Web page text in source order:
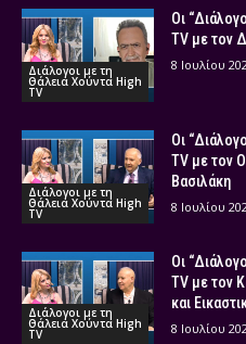
Διάλογοι με τη
Θάλεια Χούντα High
TV
Οι
TV με τον
8 Ιουλίου
Διάλογοι με τη
Θάλεια Χούντα High
TV
Οι
TV με τον
Βασιλάκη
8 Ιουλίου
Διάλογοι με τη
Θάλεια Χούντα High
TV
Οι
TV με τον
και
8 Ιουλίου